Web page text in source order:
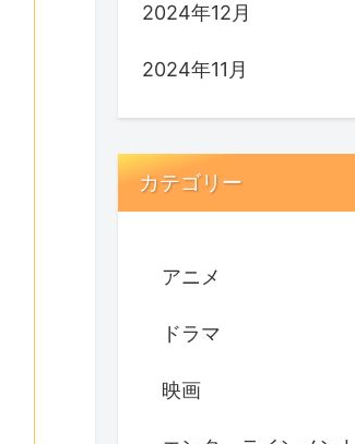
2024年12月
2024年11月
カテゴリー
アニメ
ドラマ
映画